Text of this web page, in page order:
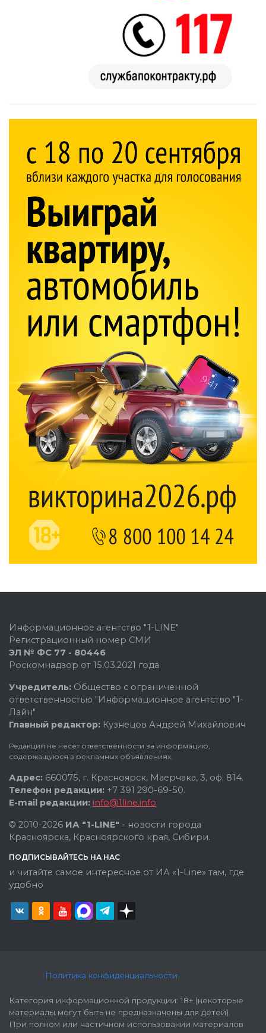
Информационное агентство "1-LINE"
Регистрационный номер СМИ
ЭЛ № ФС 77 - 80446
Роскомнадзор от 15.03.2021 года
Учредитель: Общество с ограниченной
ответственностью "Информационное агентство "1-
Лайн"
Главный редактор: Кузнецов Андрей Михайлович
Редакция не несет ответственности за информацию,
содержащуюся в рекламных объявлениях.
Адрес: 660075, г. Красноярск, Маерчака, 3, оф. 814.
Телефон редакции: +7 391 290-69-50.
E-mail редакции: info@1line.info
© 2010-2026 ИА "1-LINE" - новости города
Красноярска, Красноярского края, Сибири.
ПОДПИСЫВАЙТЕСЬ НА НАС
и читайте самое интересное от ИА «1-Line» там, где
удобно
Политика конфиденциальности
Категория информационной продукции: 18+ (некоторые
материалы могут быть не предназначены для детей).
При полном или частичном использовании материалов